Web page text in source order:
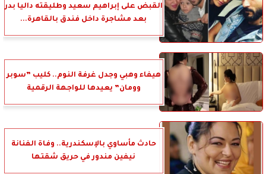
القبض على إبراهيم سعيد وطليقته داليا بدر
بعد مشاجرة داخل فندق بالقاهرة...
هيفاء وهبي وجدل غرفة النوم.. كليب ”سوبر
وومان” يعيدها للواجهة الرقمية
حادث مأساوي بالإسكندرية.. وفاة الفنانة
نيفين مندور في حريق شقتها